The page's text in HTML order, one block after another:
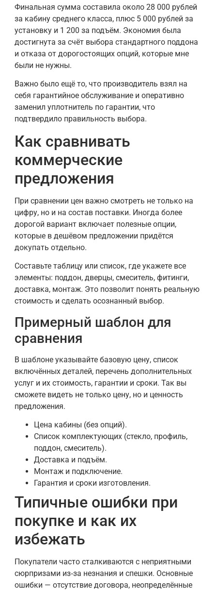
Финальная сумма составила около 28 000 рублей
за кабину среднего класса, плюс 5 000 рублей за
установку и 1 200 за подъём. Экономия была
достигнута за счёт выбора стандартного поддона
и отказа от дорогостоящих опций, которые мне
были не нужны.
Важно было ещё то, что производитель взял на
себя гарантийное обслуживание и оперативно
заменил уплотнитель по гарантии, что
подтвердило правильность выбора.
Как сравнивать
коммерческие
предложения
При сравнении цен важно смотреть не только на
цифру, но и на состав поставки. Иногда более
дорогой вариант включает полезные опции,
которые в дешёвом предложении придётся
докупать отдельно.
Составьте таблицу или список, где укажете все
элементы: поддон, дверцы, смеситель, фитинги,
доставка, монтаж. Это позволит понять реальную
стоимость и сделать осознанный выбор.
Примерный шаблон для
сравнения
В шаблоне указывайте базовую цену, список
включённых деталей, перечень дополнительных
услуг и их стоимость, гарантии и сроки. Так вы
сможете видеть не только цену, но и ценность
предложения.
Цена кабины (без опций).
Список комплектующих (стекло, профиль,
поддон, смеситель).
Доставка и подъём.
Монтаж и подключение.
Гарантия и сроки изготовления.
Типичные ошибки при
покупке и как их
избежать
Покупатели часто сталкиваются с неприятными
сюрпризами из‑за незнания и спешки. Основные
ошибки — отсутствие договора, неопределённые